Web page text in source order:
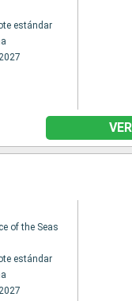
estándar
of the Seas
estándar